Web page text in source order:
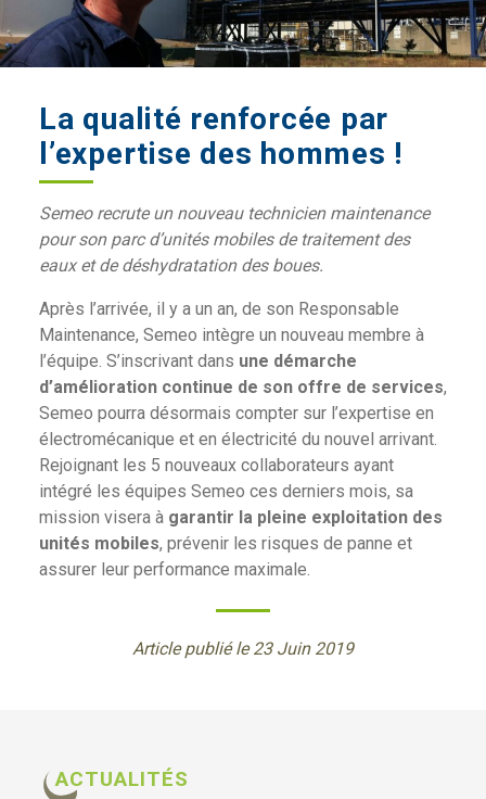
La qualité renforcée par
l’expertise des hommes !
Semeo recrute un nouveau technicien maintenance
pour son parc d’unités mobiles de traitement des
eaux et de déshydratation des boues.
Après l’arrivée, il y a un an, de son Responsable
Maintenance, Semeo intègre un nouveau membre à
l’équipe. S’inscrivant dans une démarche
d’amélioration continue de son offre de services,
Semeo pourra désormais compter sur l’expertise en
électromécanique et en électricité du nouvel arrivant.
Rejoignant les 5 nouveaux collaborateurs ayant
intégré les équipes Semeo ces derniers mois, sa
mission visera à garantir la pleine exploitation des
unités mobiles, prévenir les risques de panne et
assurer leur performance maximale.
Article publié le 23 Juin 2019
ACTUALITÉS